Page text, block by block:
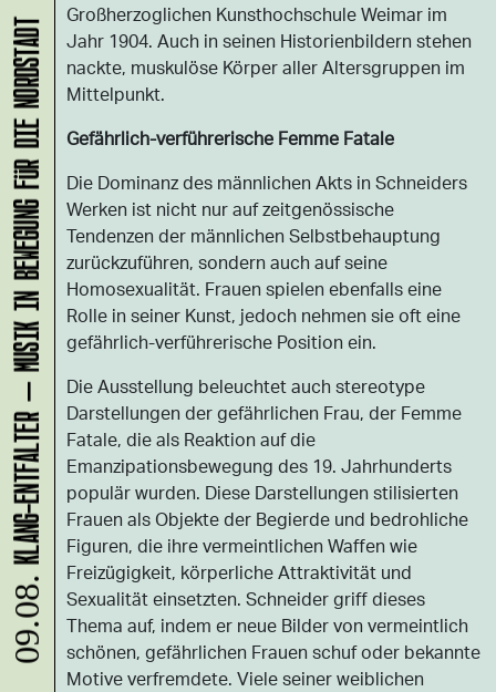
Großherzoglichen Kunsthochschule Weimar im
Jahr 1904. Auch in seinen Historienbildern stehen
nackte, muskulöse Körper aller Altersgruppen im
Mittelpunkt.
Gefährlich-verführerische Femme Fatale
Die Dominanz des männlichen Akts in Schneiders
Werken ist nicht nur auf zeitgenössische
Tendenzen der männlichen Selbstbehauptung
zurückzuführen, sondern auch auf seine
Homosexualität. Frauen spielen ebenfalls eine
Rolle in seiner Kunst, jedoch nehmen sie oft eine
gefährlich-verführerische Position ein.
Die Ausstellung beleuchtet auch stereotype
Darstellungen der gefährlichen Frau, der Femme
Fatale, die als Reaktion auf die
Emanzipationsbewegung des 19. Jahrhunderts
populär wurden. Diese Darstellungen stilisierten
Frauen als Objekte der Begierde und bedrohliche
Figuren, die ihre vermeintlichen Waffen wie
Freizügigkeit, körperliche Attraktivität und
Sexualität einsetzten. Schneider griff dieses
Thema auf, indem er neue Bilder von vermeintlich
schönen, gefährlichen Frauen schuf oder bekannte
Motive verfremdete. Viele seiner weiblichen
09.08.
KLANG-ENTFALTER – MUSIK IN BEWEGUNG FÜR DIE NORDSTADT